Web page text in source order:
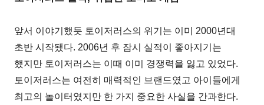
앞서 이야기했듯 토이저러스의 위기는 이미 2000년대
초반 시작됐다. 2006년 후 잠시 실적이 좋아지기는
했지만 토이저러스는 이때 이미 경쟁력을 잃고 있었다.
토이저러스는 여전히 매력적인 브랜드였고 아이들에게
최고의 놀이터였지만 한 가지 중요한 사실을 간과한다.